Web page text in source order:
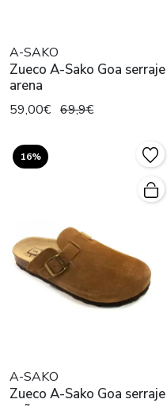
A-SAKO
Zueco A-Sako Goa serraje
arena
59,00€ 69,9€
16%
A-SAKO
Zueco A-Sako Goa serraje